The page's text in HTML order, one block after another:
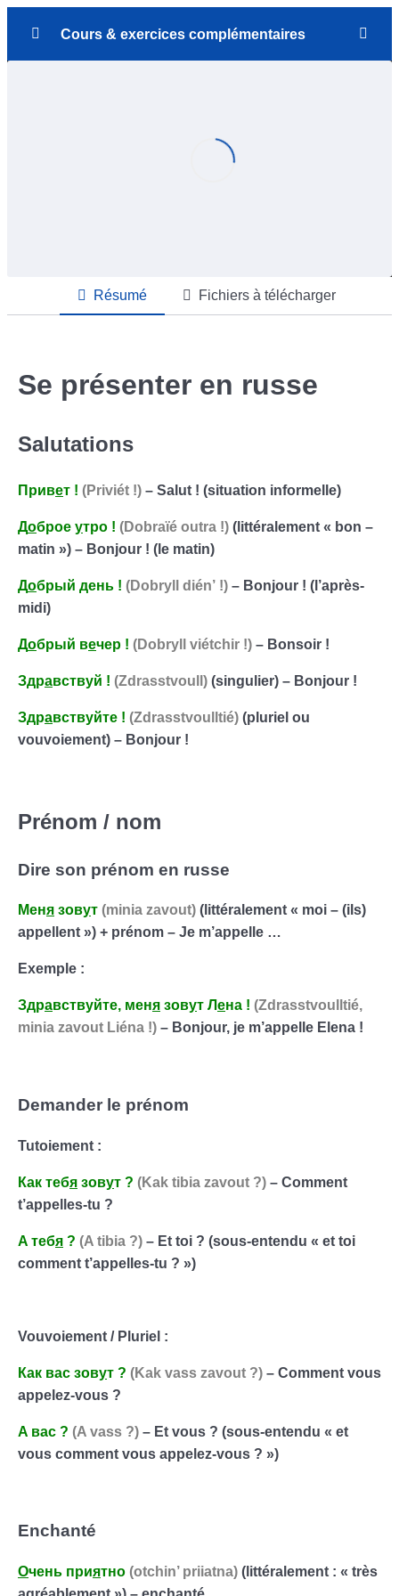
Demander son chemin
Magasins & courses en Russie
Cours & exercices complémentaires
Résumé Fichiers à télécharger
Se présenter en russe
Salutations
Привет ! (Priviét !) – Salut ! (situation informelle)
Доброе утро ! (Dobraïé outra !) (littéralement « bon –
matin ») – Bonjour ! (le matin)
Добрый день ! (Dobryll dién’ !) – Bonjour ! (l’après-
midi)
Добрый вечер ! (Dobryll viétchir !) – Bonsoir !
Здравствуй ! (Zdrasstvoull) (singulier) – Bonjour !
Здравствуйте ! (Zdrasstvoulltié) (pluriel ou
vouvoiement) – Bonjour !
Prénom / nom
Dire son prénom en russe
Меня зовут (minia zavout) (littéralement « moi – (ils)
appellent ») + prénom – Je m’appelle …
Exemple :
Здравствуйте, меня зовут Лена ! (Zdrasstvoulltié,
minia zavout Liéna !) – Bonjour, je m’appelle Elena !
Demander le prénom
Tutoiement :
Как тебя зовут ? (Kak tibia zavout ?) – Comment
t’appelles-tu ?
A тебя ? (A tibia ?) – Et toi ? (sous-entendu « et toi
comment t’appelles-tu ? »)
Vouvoiement / Pluriel :
Как вас зовут ? (Kak vass zavout ?) – Comment vous
appelez-vous ?
A вас ? (A vass ?) – Et vous ? (sous-entendu « et
vous comment vous appelez-vous ? »)
Enchanté
Очень приятно (otchin’ priiatna) (littéralement : « très